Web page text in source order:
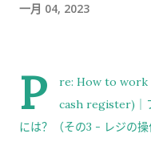
过一次。 因此，我误以
再携带了。 工作人员告诉
就一直有效，而是每次领
一月 04, 2023
P re: How to work
cash register)｜
には？（その3 - レジの操